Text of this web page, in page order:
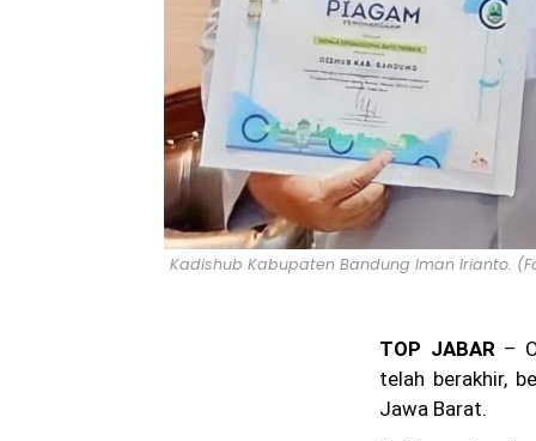
Kadishub Kabupaten Bandung Iman Irianto.
TOP JABAR –
telah berakhir,
Jawa Barat.